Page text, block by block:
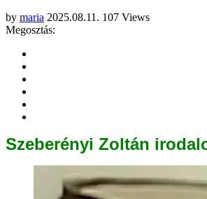
by maria 2025.08.11. 107 Views
Megosztás:
Szeberényi Zoltán